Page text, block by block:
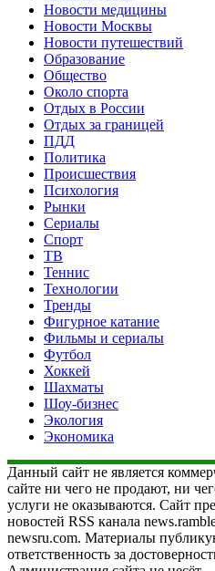
Новости медицины
Новости Москвы
Новости путешествий
Образование
Общество
Около спорта
Отдых в России
Отдых за границей
ПДД
Политика
Происшествия
Психология
Рынки
Сериалы
Спорт
ТВ
Теннис
Технологии
Тренды
Фигурное катание
Фильмы и сериалы
Футбол
Хоккей
Шахматы
Шоу-бизнес
Экология
Экономика
Данный сайт не является
сайте ни чего не продают, ни
услуги не оказываются. Сайт
новостей RSS канала
newsru.com. Материалы
ответственность за